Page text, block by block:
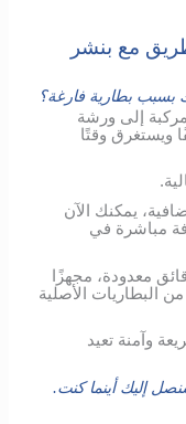
مع بنشر
بطارية فارغة؟
إلى ورشة
ويستغرق وقتًا
يمكنك الآن
مباشرة في
معدودة، مجهزًا
البطاريات الأصلية
وآمنة تعيد
إليك أينما كنت.